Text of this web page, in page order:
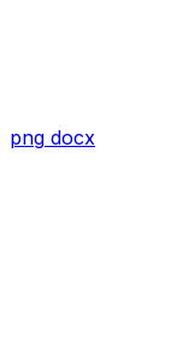
png docx